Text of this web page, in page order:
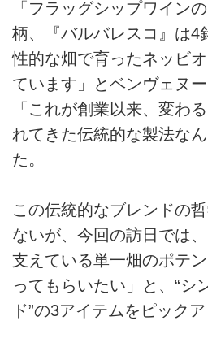
「フラッグシップワイン
柄、『バルバレスコ』は4
性的な畑で育ったネッビ
ています」とベンヴェヌー
「これが創業以来、変わ
れてきた伝統的な製法な
た。
この伝統的なブレンドの
ないが、今回の訪日では
支えている単一畑のポテ
ってもらいたい」と、“シ
ド”の3アイテムをピックア